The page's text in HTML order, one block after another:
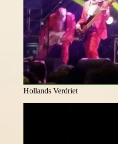
Hollands Verdriet